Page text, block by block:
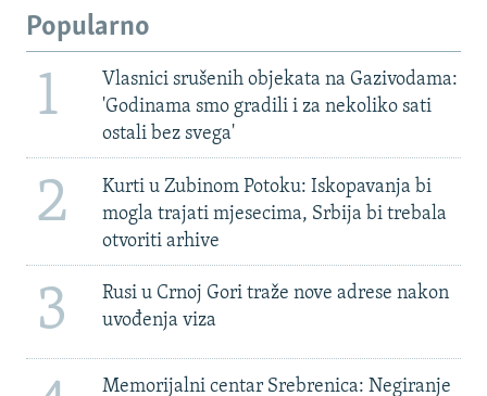
Popularno
1
Vlasnici srušenih objekata na Gazivodama:
'Godinama smo gradili i za nekoliko sati
ostali bez svega'
2
Kurti u Zubinom Potoku: Iskopavanja bi
mogla trajati mjesecima, Srbija bi trebala
otvoriti arhive
3
Rusi u Crnoj Gori traže nove adrese nakon
uvođenja viza
Memorijalni centar Srebrenica: Negiranje